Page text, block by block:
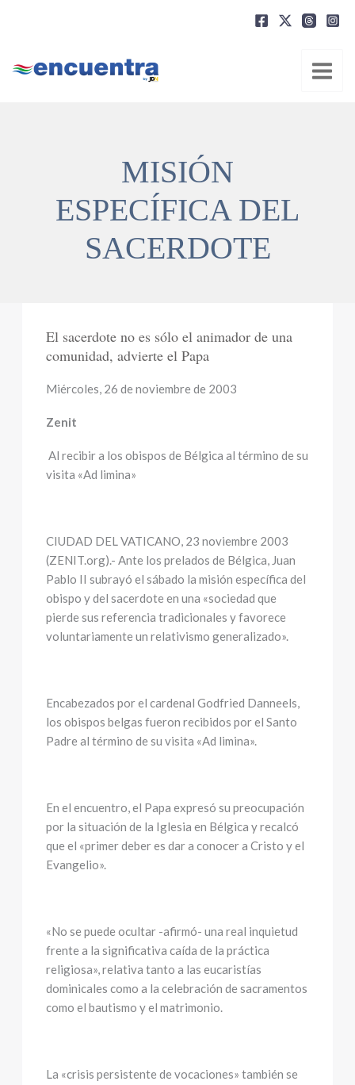
MISIÓN
ESPECÍFICA DEL
SACERDOTE
El sacerdote no es sólo el animador de una
comunidad, advierte el Papa
Miércoles, 26 de noviembre de 2003
Zenit
Al recibir a los obispos de Bélgica al término de su
visita «Ad limina»
CIUDAD DEL VATICANO, 23 noviembre 2003
(ZENIT.org).- Ante los prelados de Bélgica, Juan
Pablo II subrayó el sábado la misión específica del
obispo y del sacerdote en una «sociedad que
pierde sus referencia tradicionales y favorece
voluntariamente un relativismo generalizado».
Encabezados por el cardenal Godfried Danneels,
los obispos belgas fueron recibidos por el Santo
Padre al término de su visita «Ad limina».
En el encuentro, el Papa expresó su preocupación
por la situación de la Iglesia en Bélgica y recalcó
que el «primer deber es dar a conocer a Cristo y el
Evangelio».
«No se puede ocultar -afirmó- una real inquietud
frente a la significativa caída de la práctica
religiosa», relativa tanto a las eucaristías
dominicales como a la celebración de sacramentos
como el bautismo y el matrimonio.
La «crisis persistente de vocaciones» también se